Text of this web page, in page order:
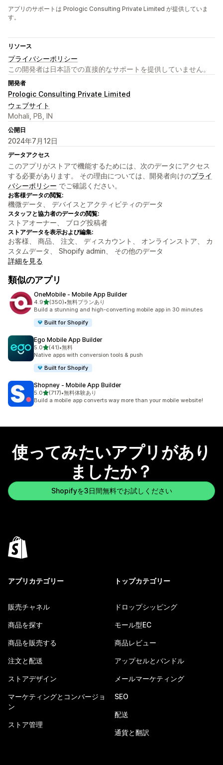
アプリのサポートは Prologic Consulting Private Limited が提供していま
す。
リソース
プライバシーポリシー
この開発者は日本語での直接的なサポートを提供していません。
開発者
Prologic Consulting Private Limited
ウェブサイト
Mohali, PB, IN
公開日
2024年7月12日
データアクセス
このアプリがストアで機能するためには、次のデータにアクセス
する必要があります。 その理由については、開発者向けのプライ
バシーポリシー でご確認ください。
お客様データの閲覧:
機微データ、 デバイスとアクティビティのデータ
スタッフと協力者のデータの閲覧:
ストアオーナー、 ブログ投稿者
ストアデータを表示および編集:
お客様、 商品、 注文、 ディスカウント、 オンラインストア、 カ
スタムデータ、 Shopify admin、 その他のデータ
詳細を見る
類似のアプリ
OneMobile ‑ Mobile App Builder
4.95つ星中
(350)
合計レビュー数：350件
•無料プランあり
Build a stunning and high-converting mobile app in 30 minutes
Built for Shopify
Ego Mobile App Builder
5.05つ星中
(41)
合計レビュー数：41件
•無料
Native apps with conversion tools & push
Built for Shopify
Shopney ‑ Mobile App Builder
5.05つ星中
(717)
合計レビュー数：717件
•無料体験あり
Build a mobile app converts way more than your mobile website!
使ってみたいアプリがあり
ましたか？
Shopifyを3日間無料でお試しください
アプリカテゴリー
販売チャネル
商品を探す
商品を販売する
注文と配送
ストアデザイン
マーケティングとコンバージョ
ン
ストア管理
トップカテゴリー
ドロップシッピング
モール型EC
商品レビュー
アップセルとバンドル
メールマーケティング
SEO
配送
通貨と翻訳